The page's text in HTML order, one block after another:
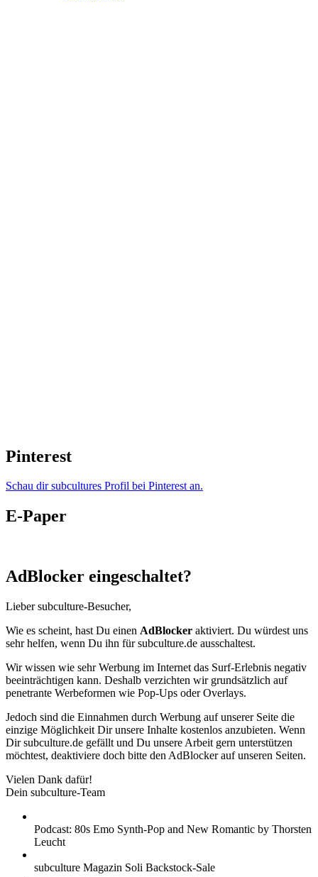
Pinterest
Schau dir subcultures Profil bei Pinterest an.
E-Paper
AdBlocker eingeschaltet?
Lieber subculture-Besucher,
Wie es scheint, hast Du einen AdBlocker aktiviert. Du würdest uns
sehr helfen, wenn Du ihn für subculture.de ausschaltest.
Wir wissen wie sehr Werbung im Internet das Surf-Erlebnis negativ
beeinträchtigen kann. Deshalb verzichten wir grundsätzlich auf
penetrante Werbeformen wie Pop-Ups oder Overlays.
Jedoch sind die Einnahmen durch Werbung auf unserer Seite die
einzige Möglichkeit Dir unsere Inhalte kostenlos anzubieten. Wenn
Dir subculture.de gefällt und Du unsere Arbeit gern unterstützen
möchtest, deaktiviere doch bitte den AdBlocker auf unseren Seiten.
Vielen Dank dafür!
Dein subculture-Team
Podcast: 80s Emo Synth-Pop and New Romantic by Thorsten
Leucht
subculture Magazin Soli Backstock-Sale